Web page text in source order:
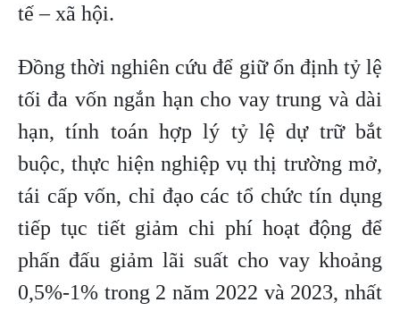
tế – xã hội.
Đồng thời nghiên cứu để giữ ổn định tỷ lệ
tối đa vốn ngắn hạn cho vay trung và dài
hạn, tính toán hợp lý tỷ lệ dự trữ bắt
buộc, thực hiện nghiệp vụ thị trường mở,
tái cấp vốn, chỉ đạo các tổ chức tín dụng
tiếp tục tiết giảm chi phí hoạt động để
phấn đấu giảm lãi suất cho vay khoảng
0,5%-1% trong 2 năm 2022 và 2023, nhất